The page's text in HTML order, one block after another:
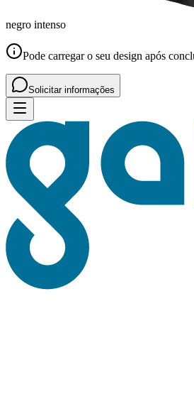
negro intenso
Pode carregar o seu design após
Solicitar informações